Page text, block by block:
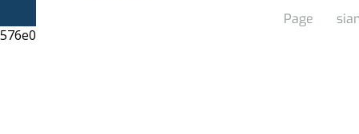
Page